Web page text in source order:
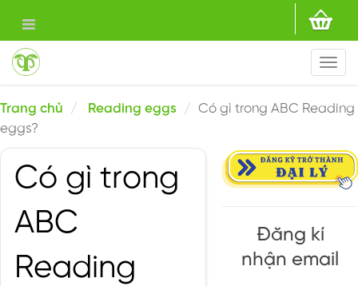
Trang chủ Reading eggs
Có gì trong ABC Reading
eggs?
Có gì trong
ABC
Reading
Đăng kí
nhận email